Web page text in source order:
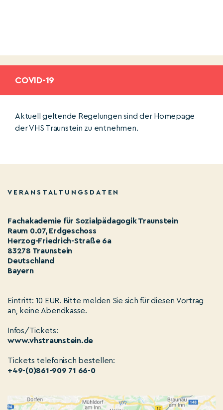
COVID-19
Aktuell geltende Regelungen sind der Homepage
der VHS Traunstein zu entnehmen.
VERANSTALTUNGSDATEN
Fachakademie für Sozialpädagogik Traunstein
Raum 0.07, Erdgeschoss
Herzog-Friedrich-Straße 6a
83278 Traunstein
Deutschland
Bayern
Eintritt: 10 EUR. Bitte melden Sie sich für diesen Vortrag
an, keine Abendkasse.
Infos/Tickets:
www.vhstraunstein.de
Tickets telefonisch bestellen:
+49-(0)861-909 71 66-0